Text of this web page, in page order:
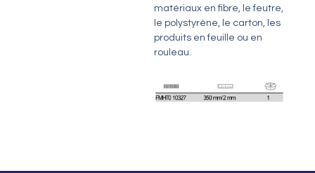
matériaux en fibre, le feutre,
le polystyrène, le carton, les
produits en feuille ou en
rouleau.